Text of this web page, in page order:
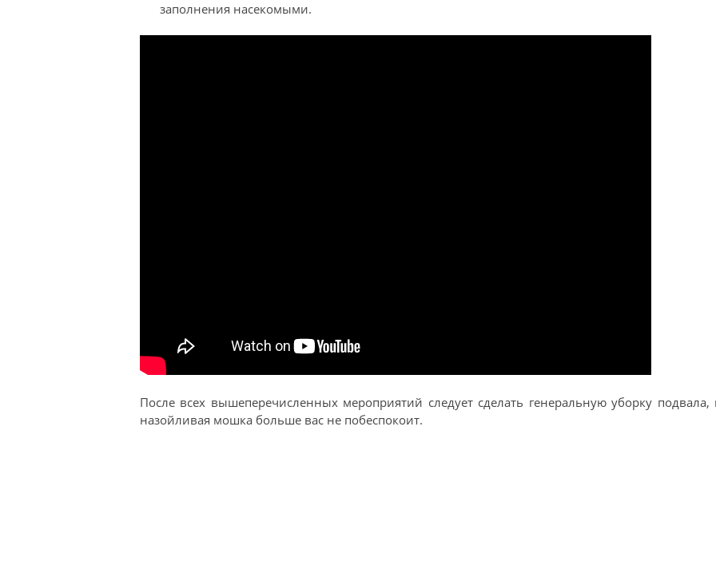
заполнения насекомыми.
После всех вышеперечисленных мероприятий следует сделать генеральную уборку подвала,
назойливая мошка больше вас не побеспокоит.